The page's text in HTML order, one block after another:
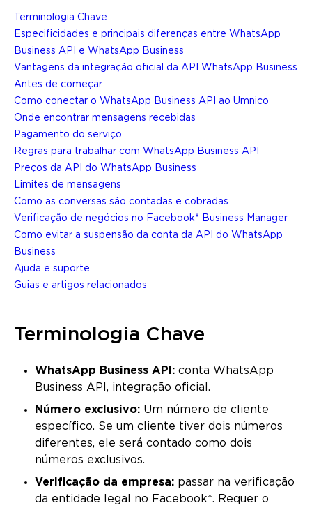
Terminologia Chave
Especificidades e principais diferenças entre WhatsApp
Business API e WhatsApp Business
Vantagens da integração oficial da API WhatsApp Business
Antes de começar
Como conectar o WhatsApp Business API ao Umnico
Onde encontrar mensagens recebidas
Pagamento do serviço
Regras para trabalhar com WhatsApp Business API
Preços da API do WhatsApp Business
Limites de mensagens
Como as conversas são contadas e cobradas
Verificação de negócios no Facebook* Business Manager
Como evitar a suspensão da conta da API do WhatsApp
Business
Ajuda e suporte
Guias e artigos relacionados
Terminologia Chave
WhatsApp Business API: conta WhatsApp
Business API, integração oficial.
Número exclusivo: Um número de cliente
específico. Se um cliente tiver dois números
diferentes, ele será contado como dois
números exclusivos.
Verificação da empresa: passar na verificação
da entidade legal no Facebook*. Requer o